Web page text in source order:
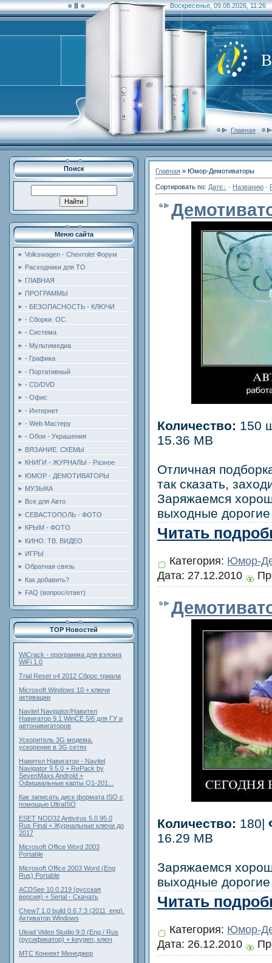
Воскресенье, 09.08.2026, 11:26
Главная
Поиск
Меню сайта
Volkswagen - Chevrolet Форум
Расходники для ТО
ГЛАВНАЯ
ПРОГРАММЫ
- БЕЗОПАСНОСТЬ - КЛЮЧИ
- Сборки. ОС.
- Система
- Мультимедиа
- Графика
- Портативный
- CD/DVD
- Офис
- Интернет
- Web Мастеру
- Обои - Украшения
ВЯЗАНИЕ. СХЕМЫ
КНИГИ - ЖУРНАЛЫ - Разное
ЮМОР - ДЕМОТИВАТОРЫ
МУЗЫКА
Все для Авто
СЕВАСТОПОЛЬ - ФОТО
КРЫМ - ФОТО
КИНО. ТВ. ВИДЕО
ИГРЫ
Обратная связь
Как добавить?
FAQ (вопрос/ответ)
TOP Новостей
WiCrack - программа для взлома
WiFi 1.0
Trial Reset v4 2012 Сброс триала
Microsoft Windows 10 + ключи
активации
Navitel Navigator/Навител
Навигатор 9.1 WinCE 5/6 для ГУ и
автонавигаторов
Ускоритель 3G модема.
ускорение в 3G сетях
Навител Навигатор - Navitel
Navigator 9.5.0 + RePack by
SevenMaxs Android +
Официальные карты Q1-201...
Как записать диск формата ISO с
помощью UltraISO
ESET NOD32 Antivirus 5.0.95.0
Rus Final + Журнальные ключи до
2017
Microsoft Office Word 2003
Portable
Microsoft Office 2003 Word (Eng
Rus) Portable
ACDSee 10.0.219 (русская
версия) + Serial - Скачать
Chew7 1.0 build 0.6.7.3 (2011_eng).
Активатор Windows
Ulead Video Studio 9.0 (Eng / Rus
(русификатор) + keygen, ключ
МТС Коннект Менеджер
Главная » Юмор-Демотиваторы
Сортировать по: Дате · Названию ·
Количество: 150
15.36 MB
Отличная
так сказать,
Заряжаемся
выходные дорогие
Читать
Категория: Юмор-
Дата: 27.12.2010
Количество: 180|
16.29 MB
Заряжаемся
выходные дорогие
Читать
Категория: Юмор-
Дата: 26.12.2010